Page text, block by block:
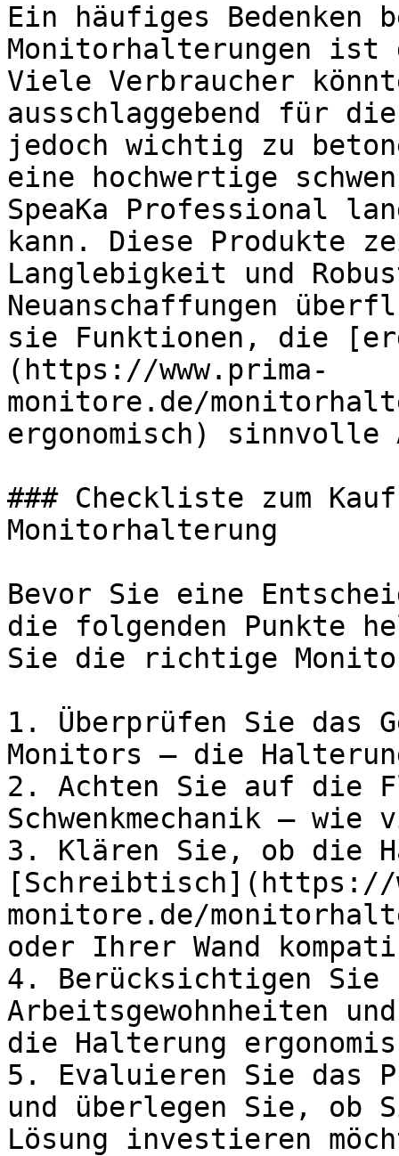
Ein häufiges Bedenken
Monitorhalterungen ist
Viele Verbraucher
ausschlaggebend für
jedoch wichtig zu
eine hochwertige
SpeaKa Professional
kann. Diese Produkte
Langlebigkeit und
Neuanschaffungen
sie Funktionen, die
(https://www.prima-
monitore.de/
ergonomisch) sinnvolle
### Checkliste zum
Monitorhalterung
Bevor Sie eine
die folgenden Punkte
Sie die richtige
1. Überprüfen Sie das
Monitors – die
2. Achten Sie auf die
Schwenkmechanik – wie
3. Klären Sie, ob die
[Schreibtisch](https://
monitore.de/
oder Ihrer Wand
4. Berücksichtigen
Arbeitsgewohnheiten
die Halterung
5. Evaluieren Sie das
und überlegen Sie, ob
Lösung investieren